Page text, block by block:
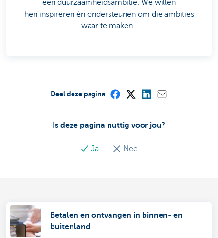
een duurzaamheidsambitie. We willen
hen inspireren én ondersteunen om die ambities
waar te maken.
Is deze pagina nuttig voor jou?
Ja Nee
Deel deze pagina
Betalen en ontvangen in binnen- en
buitenland